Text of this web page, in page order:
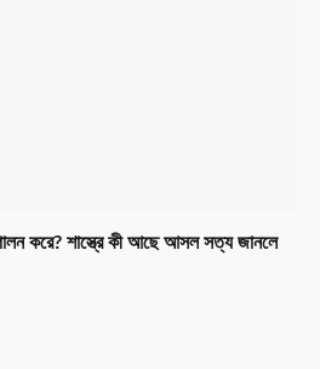
করে? শাস্ত্রে কী আছে আসল সত্য জানলে